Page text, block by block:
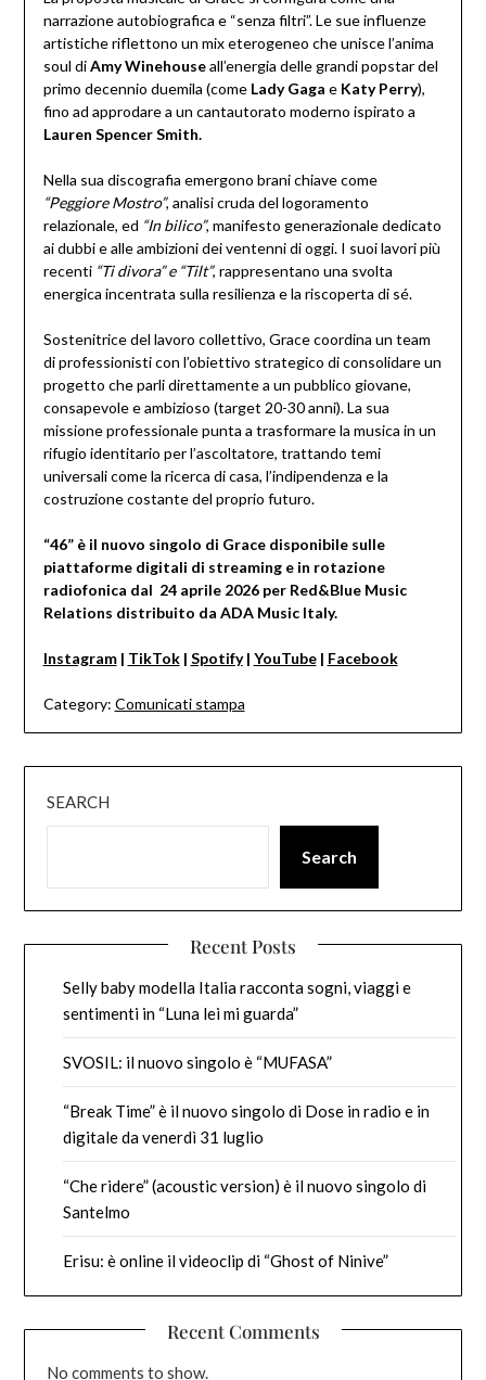
narrazione autobiografica e “senza filtri”. Le sue influenze
artistiche riflettono un mix eterogeneo che unisce l’anima
soul diAmy Winehouseall’energia delle grandi popstar del
primo decennio duemila (come Lady Gaga e Katy Perry),
fino ad approdare a un cantautorato moderno ispirato a
Lauren Spencer Smith.
Nella sua discografia emergono brani chiave come
“Peggiore Mostro”, analisi cruda del logoramento
relazionale, ed “In bilico”, manifesto generazionale dedicato
ai dubbi e alle ambizioni dei ventenni di oggi. I suoi lavori più
recenti “Ti divora” e “Tilt”, rappresentano una svolta
energica incentrata sulla resilienza e la riscoperta di sé.
Sostenitrice del lavoro collettivo, Grace coordina un team
di professionisti con l’obiettivo strategico di consolidare un
progetto che parli direttamente a un pubblico giovane,
consapevole e ambizioso (target 20-30 anni). La sua
missione professionale punta a trasformare la musica in un
rifugio identitario per l’ascoltatore, trattando temi
universali come la ricerca di casa, l’indipendenza e la
costruzione costante del proprio futuro.
“46” è il nuovo singolo di Grace disponibile sulle
piattaforme digitali di streaming e in rotazione
radiofonica dal 24 aprile 2026 per Red&Blue Music
Relations distribuito da ADA Music Italy.
Instagram| TikTok| Spotify| YouTube| Facebook
Category: Comunicati stampa
SEARCH
Search
Recent Posts
Selly baby modella Italia racconta sogni, viaggi e
sentimenti in “Luna lei mi guarda”
SVOSIL: il nuovo singolo è “MUFASA”
“Break Time” è il nuovo singolo di Dose in radio e in
digitale da venerdì 31 luglio
“Che ridere” (acoustic version) è il nuovo singolo di
Santelmo
Erisu: è online il videoclip di “Ghost of Ninive”
Recent Comments
No comments to show.